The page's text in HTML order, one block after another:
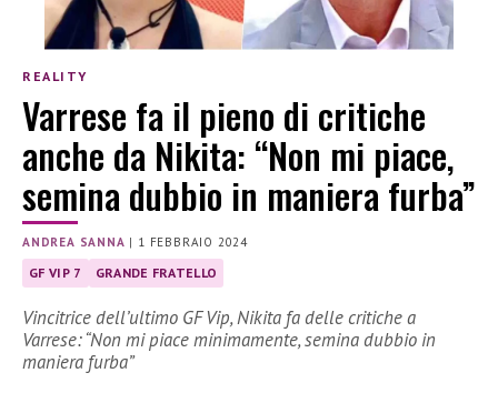
REALITY
Varrese fa il pieno di critiche
anche da Nikita: “Non mi piace,
semina dubbio in maniera furba”
ANDREA SANNA | 1 FEBBRAIO 2024
GF VIP 7 GRANDE FRATELLO
Vincitrice dell’ultimo GF Vip, Nikita fa delle critiche a
Varrese: “Non mi piace minimamente, semina dubbio in
maniera furba”